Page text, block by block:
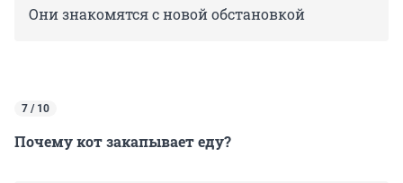
Они знакомятся с новой обстановкой
7 / 10
Почему кот закапывает еду?